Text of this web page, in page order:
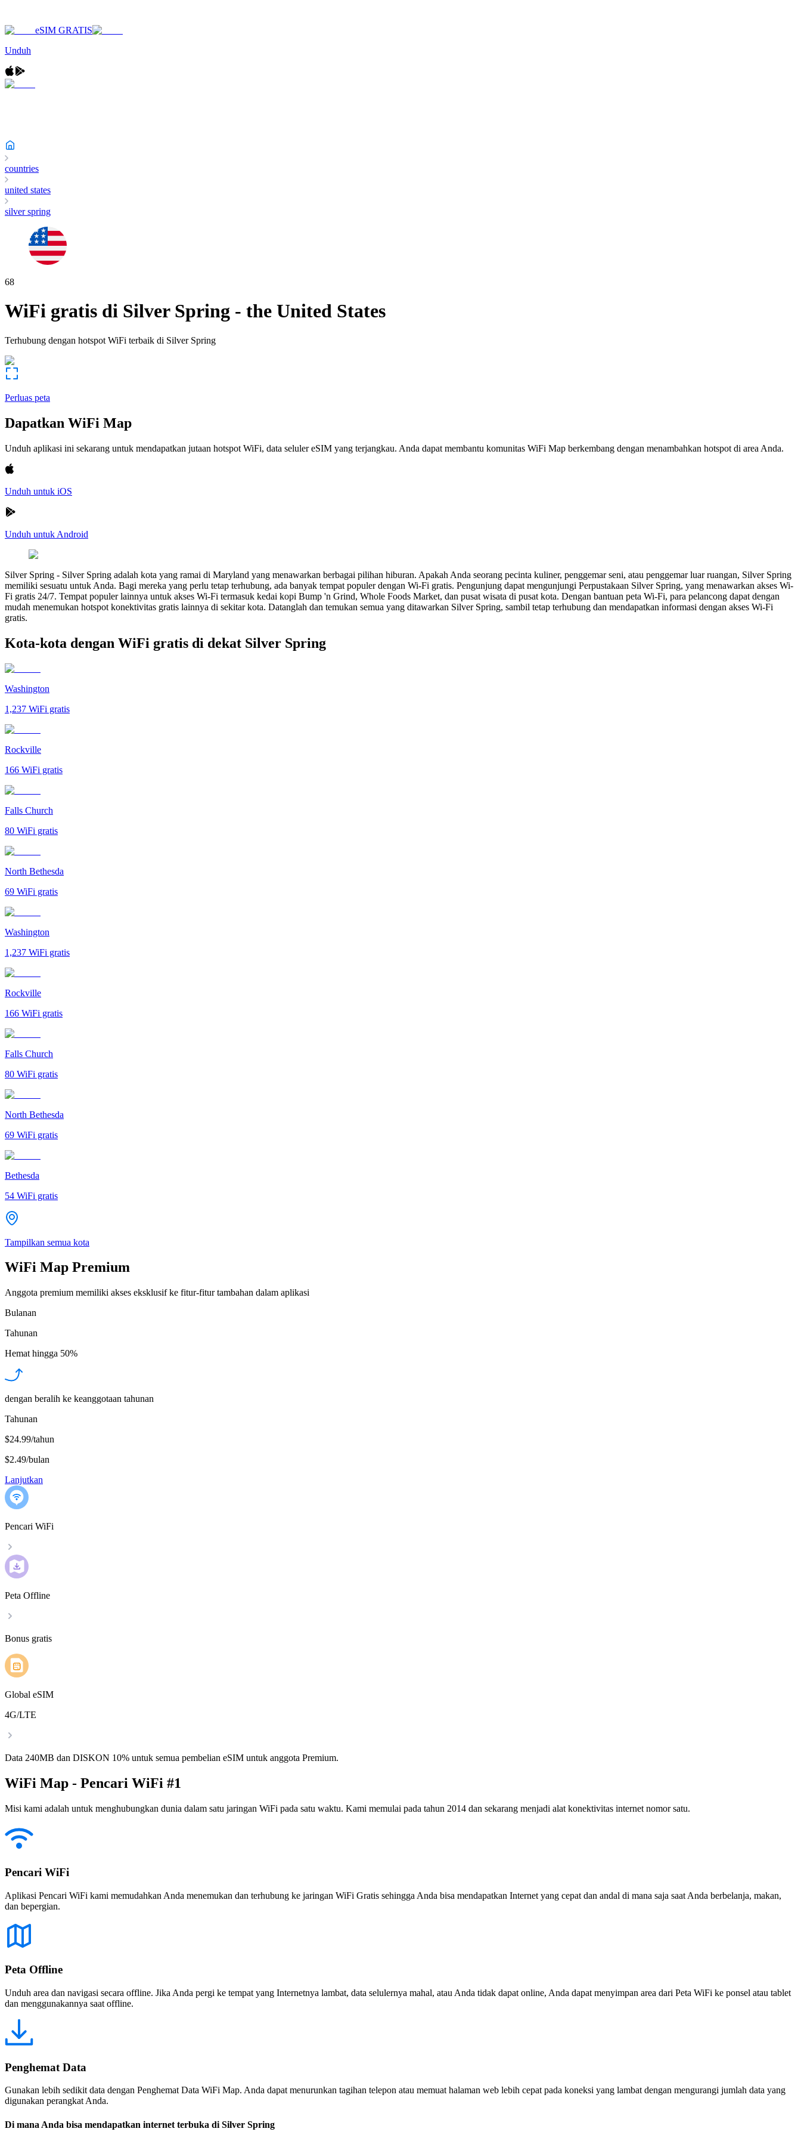
eSIM GRATIS
Unduh
countries
united states
silver spring
68
WiFi gratis di Silver Spring - the United States
Terhubung dengan hotspot WiFi terbaik di Silver Spring
Perluas peta
Dapatkan WiFi Map
Unduh aplikasi ini sekarang untuk mendapatkan jutaan hotspot WiFi, data seluler eSIM yang terjangkau. Anda dapat membantu komunitas WiFi Map berkembang dengan menambahkan hotspot di area Anda.
Unduh untuk iOS
Unduh untuk Android
Silver Spring - Silver Spring adalah kota yang ramai di Maryland yang menawarkan berbagai pilihan hiburan. Apakah Anda seorang pecinta kuliner, penggemar seni, atau penggemar luar ruangan, Silver Spring
memiliki sesuatu untuk Anda. Bagi mereka yang perlu tetap terhubung, ada banyak tempat populer dengan Wi-Fi gratis. Pengunjung dapat mengunjungi Perpustakaan Silver Spring, yang menawarkan akses Wi-
Fi gratis 24/7. Tempat populer lainnya untuk akses Wi-Fi termasuk kedai kopi Bump 'n Grind, Whole Foods Market, dan pusat wisata di pusat kota. Dengan bantuan peta Wi-Fi, para pelancong dapat dengan
mudah menemukan hotspot konektivitas gratis lainnya di sekitar kota. Datanglah dan temukan semua yang ditawarkan Silver Spring, sambil tetap terhubung dan mendapatkan informasi dengan akses Wi-Fi
gratis.
Kota-kota dengan WiFi gratis di dekat Silver Spring
Washington
1,237 WiFi gratis
Rockville
166 WiFi gratis
Falls Church
80 WiFi gratis
North Bethesda
69 WiFi gratis
Washington
1,237 WiFi gratis
Rockville
166 WiFi gratis
Falls Church
80 WiFi gratis
North Bethesda
69 WiFi gratis
Bethesda
54 WiFi gratis
Tampilkan semua kota
WiFi Map Premium
Anggota premium memiliki akses eksklusif ke fitur-fitur tambahan dalam aplikasi
Bulanan
Tahunan
Hemat hingga 50%
dengan beralih ke keanggotaan tahunan
Tahunan
$24.99/tahun
$2.49/bulan
Lanjutkan
Pencari WiFi
Peta Offline
Bonus gratis
Global eSIM
4G/LTE
Data 240MB dan DISKON 10% untuk semua pembelian eSIM untuk anggota Premium.
WiFi Map - Pencari WiFi #1
Misi kami adalah untuk menghubungkan dunia dalam satu jaringan WiFi pada satu waktu. Kami memulai pada tahun 2014 dan sekarang menjadi alat konektivitas internet nomor satu.
Pencari WiFi
Aplikasi Pencari WiFi kami memudahkan Anda menemukan dan terhubung ke jaringan WiFi Gratis sehingga Anda bisa mendapatkan Internet yang cepat dan andal di mana saja saat Anda berbelanja, makan,
dan bepergian.
Peta Offline
Unduh area dan navigasi secara offline. Jika Anda pergi ke tempat yang Internetnya lambat, data selulernya mahal, atau Anda tidak dapat online, Anda dapat menyimpan area dari Peta WiFi ke ponsel atau tablet
dan menggunakannya saat offline.
Penghemat Data
Gunakan lebih sedikit data dengan Penghemat Data WiFi Map. Anda dapat menurunkan tagihan telepon atau memuat halaman web lebih cepat pada koneksi yang lambat dengan mengurangi jumlah data yang
digunakan perangkat Anda.
Di mana Anda bisa mendapatkan internet terbuka di Silver Spring